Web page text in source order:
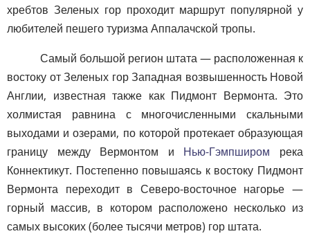
хребтов Зеленых гор проходит маршрут популярной у
любителей пешего туризма Аппалачской тропы.
Самый большой регион штата — расположенная к
востоку от Зеленых гор Западная возвышенность Новой
Англии, известная также как Пидмонт Вермонта. Это
холмистая равнина с многочисленными скальными
выходами и озерами, по которой протекает образующая
границу между Вермонтом и Нью-Гэмпширом река
Коннектикут. Постепенно повышаясь к востоку Пидмонт
Вермонта переходит в Северо-восточное нагорье —
горный массив, в котором расположено несколько из
самых высоких (более тысячи метров) гор штата.